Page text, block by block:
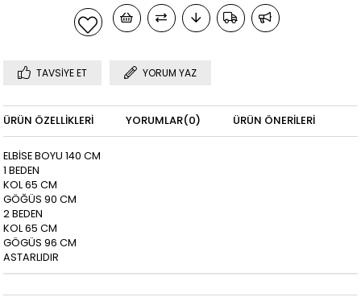
TAVSIYE ET YORUM YAZ
ÜRÜN ÖZELLIKLERI YORUMLAR(0) ÜRÜN ÖNERILERI
ELBİSE BOYU 140 CM
1 BEDEN
KOL 65 CM
GÖĞÜS 90 CM
2 BEDEN
KOL 65 CM
GÖGÜS 96 CM
ASTARLIDIR